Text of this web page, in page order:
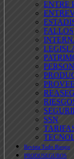
ENTRE
FALLOS
SSN
Revista Todo Riesgo
PRODUSEGUROS